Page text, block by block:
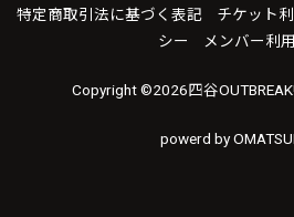
特定商取引法に基づく表記 チケット
シー
メンバー利
Copyright ©2026四谷
powerd by